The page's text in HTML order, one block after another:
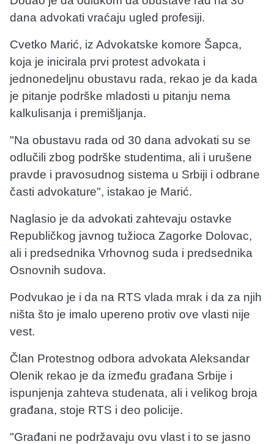
dana advokati vraćaju ugled profesiji.
Cvetko Marić, iz Advokatske komore Šapca,
koja je inicirala prvi protest advokata i
jednonedeljnu obustavu rada, rekao je da kada
je pitanje podrške mladosti u pitanju nema
kalkulisanja i premišljanja.
"Na obustavu rada od 30 dana advokati su se
odlučili zbog podrške studentima, ali i urušene
pravde i pravosudnog sistema u Srbiji i odbrane
časti advokature", istakao je Marić.
Naglasio je da advokati zahtevaju ostavke
Republičkog javnog tužioca Zagorke Dolovac,
ali i predsednika Vrhovnog suda i predsednika
Osnovnih sudova.
Podvukao je i da na RTS vlada mrak i da za njih
ništa što je imalo upereno protiv ove vlasti nije
vest.
Član Protestnog odbora advokata Aleksandar
Olenik rekao je da između građana Srbije i
ispunjenja zahteva studenata, ali i velikog broja
građana, stoje RTS i deo policije.
"Građani ne podržavaju ovu vlast i to se jasno